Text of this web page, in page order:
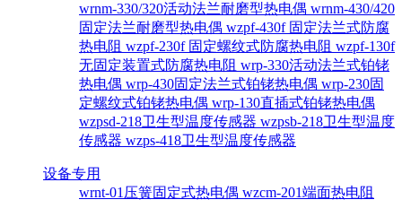
wrnm-330/320活动法兰耐磨型热电偶 wrnm-430/420
固定法兰耐磨型热电偶 wzpf-430f 固定法兰式防腐
热电阻 wzpf-230f 固定螺纹式防腐热电阻 wzpf-130f
无固定装置式防腐热电阻 wrp-330活动法兰式铂铑
热电偶 wrp-430固定法兰式铂铑热电偶 wrp-230固
定螺纹式铂铑热电偶 wrp-130直插式铂铑热电偶
wzpsd-218卫生型温度传感器 wzpsb-218卫生型温度
传感器 wzps-418卫生型温度传感器
设备专用
wrnt-01压簧固定式热电偶 wzcm-201端面热电阻